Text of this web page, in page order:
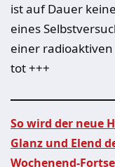
ist auf Dauer
eines
einer
tot +++
So wird der neue
Glanz und Elend
Wochenend-